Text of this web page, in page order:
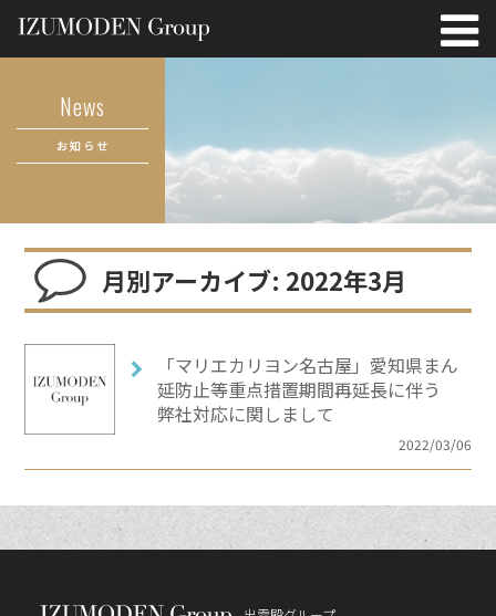
News
お知らせ
月別アーカイブ: 2022年3月
「マリエカリヨン名古屋」愛知県まん
延防止等重点措置期間再延長に伴う
弊社対応に関しまして
2022/03/06